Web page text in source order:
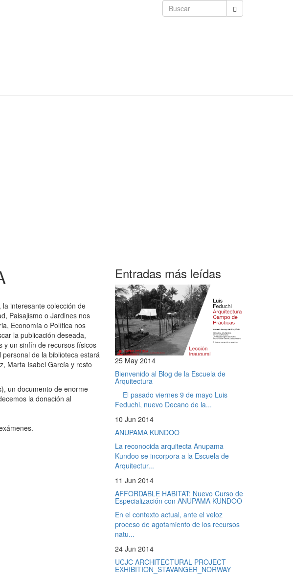
interesante colección de
Paisajismo o Jardines nos
Economía o Política nos
la publicación deseada,
y un sinfín de recursos físicos
de la biblioteca estará
Marta Isabel García y resto
un documento de enorme
la donación al
Entradas más leídas
25 May 2014
Bienvenido al Blog de la Escuela de
Arquitectura
El pasado viernes 9 de mayo Luis
Feduchi, nuevo Decano de la...
10 Jun 2014
ANUPAMA KUNDOO
La reconocida arquitecta Anupama
Kundoo se incorpora a la Escuela de
Arquitectur...
11 Jun 2014
AFFORDABLE HABITAT: Nuevo Curso de
Especialización con ANUPAMA KUNDOO
En el contexto actual, ante el veloz
proceso de agotamiento de los recursos
natu...
24 Jun 2014
UCJC ARCHITECTURAL PROJECT
EXHIBITION_STAVANGER_NORWAY